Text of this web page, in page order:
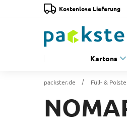
Kostenlose Lieferung
Kartons
packster.de Füll- &